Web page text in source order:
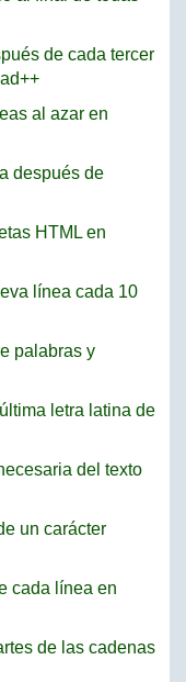
de cada tercer
al azar en
después de
HTML en
línea cada 10
palabras y
letra latina de
del texto
un carácter
cada línea en
de las cadenas